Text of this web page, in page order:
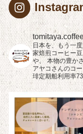
日本を、もう一
家焙煎コーヒー
や、 本物の豊か
アヤコさんのコ
琲定期船利用率